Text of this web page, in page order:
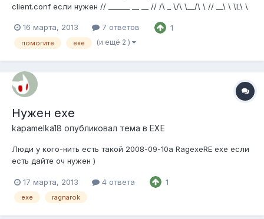
client.conf если нужен // ______ __ __ // /\ _ \/\ \__/\ \ // __\ \ \L\ \
\ \/\ \ \ \_\ \ \ \ \/\ __//\ \/\ \/\ \L\.\_ //\ \____\\ \_...
16 марта, 2013 7 ответов 1
помогите ехе (и ещё 2 )
Нужен exe
kapamelka18 опубликовал тема в EXE
Люди у кого-нить есть такой 2008-09-10a RagexeRE ехе если
есть дайте оч нужен )
17 марта, 2013 4 ответа 1
exe ragnarok